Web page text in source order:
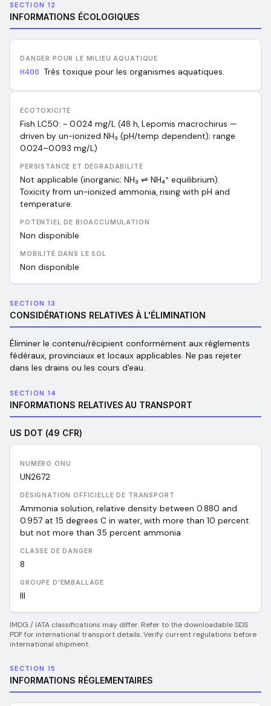
SECTION 12
INFORMATIONS ÉCOLOGIQUES
DANGER POUR LE MILIEU AQUATIQUE
H400 Très toxique pour les organismes aquatiques.
ÉCOTOXICITÉ
Fish LC50: ~ 0.024 mg/L (48 h, Lepomis macrochirus —
driven by un-ionized NH₃ (pH/temp dependent); range
0.024–0.093 mg/L)
PERSISTANCE ET DÉGRADABILITÉ
Not applicable (inorganic; NH₃ ⇌ NH₄⁺ equilibrium).
Toxicity from un-ionized ammonia, rising with pH and
temperature.
POTENTIEL DE BIOACCUMULATION
Non disponible
MOBILITÉ DANS LE SOL
Non disponible
SECTION 13
CONSIDÉRATIONS RELATIVES À L'ÉLIMINATION
Éliminer le contenu/récipient conformément aux règlements
fédéraux, provinciaux et locaux applicables. Ne pas rejeter
dans les drains ou les cours d'eau.
SECTION 14
INFORMATIONS RELATIVES AU TRANSPORT
US DOT (49 CFR)
NUMÉRO ONU
UN2672
DÉSIGNATION OFFICIELLE DE TRANSPORT
Ammonia solution, relative density between 0.880 and
0.957 at 15 degrees C in water, with more than 10 percent
but not more than 35 percent ammonia
CLASSE DE DANGER
8
GROUPE D'EMBALLAGE
III
IMDG / IATA classifications may differ. Refer to the downloadable SDS
PDF for international transport details. Verify current regulations before
international shipment.
SECTION 15
INFORMATIONS RÉGLEMENTAIRES